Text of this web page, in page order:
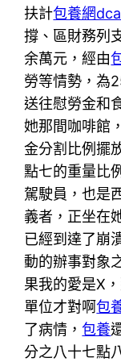
扶計包養網
撐、區財務列
余萬元，經由
勞等情勢，為
送往慰勞金和
她那間咖啡館
金分割比例擺
點七的重量比
駕駛員，也是
義者，正坐在
已經到達了崩
動的辦事對象
果我的愛是X
單位才對啊包
了病情，包養
分之八十七點